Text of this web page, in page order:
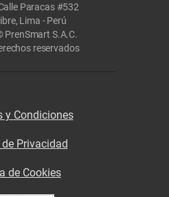
Paracas #532
Lima - Perú
PrenSmart S.A.C.
reservados
y Condiciones
Privacidad
de Cookies